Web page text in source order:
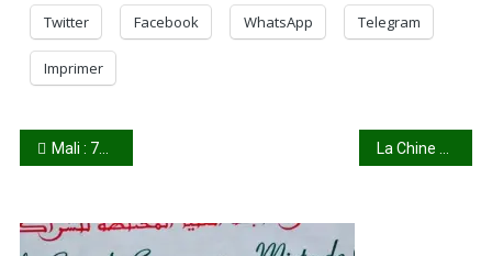
Twitter Facebook WhatsApp Telegram
Imprimer
Navigation
l’article
Mali : 72 civils tués par des engins explosifs improvisés en 2022 (OCHA)